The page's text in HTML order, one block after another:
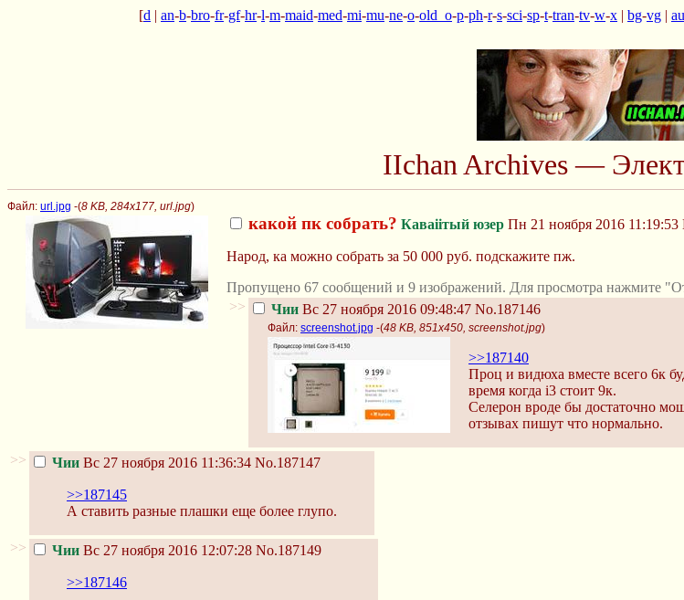
[d | an-b-bro-fr-gf-hr-l-m-maid-med-mi-mu-ne-o-old_o-p-ph-r-s-sci-sp-t-tran-tv-w-x | bg-vg | au
IIchan Archives —
Файл: url.jpg -(8 KB, 284x177, url.jpg)
какой пк собрать? Каваiiтый юзер Пн 21 ноября 2016 11:19:53
Народ, ка можно собрать за 50 000 руб. подскажите пж.
Пропущено 67 сообщений и 9 изображений. Для просмотра нажмите
>>
Чии Вс 27 ноября 2016 09:48:47 No.187146
Файл: screenshot.jpg -(48 KB, 851x450, screenshot.jpg)
>>187140
Проц и видюха вместе всего 6к
время когда i3 стоит 9к.
Селерон вроде бы достаточно
отзывах пишут что нормально.
>> Чии Вс 27 ноября 2016 11:36:34 No.187147
>>187145
А ставить разные плашки еще более глупо.
>> Чии Вс 27 ноября 2016 12:07:28 No.187149
>>187146